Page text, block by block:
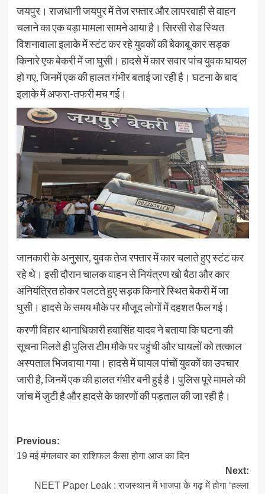
जयपुर। राजधानी जयपुर में तेज रफ्तार और लापरवाही से वाहन
चलाने का एक बड़ा मामला सामने आया है। सिरसी रोड स्थित
विशनावाला इलाके में स्टंट कर रहे युवकों की बेकाबू कार सड़क
किनारे एक बेकरी में जा घुसी। हादसे में कार सवार पांच युवक घायल
हो गए, जिनमें एक की हालत गंभीर बताई जा रही है। घटना के बाद
इलाके में अफरा-तफरी मच गई।
जानकारी के अनुसार, युवक तेज रफ्तार में कार चलाते हुए स्टंट कर
रहे थे। इसी दौरान चालक वाहन से नियंत्रण खो बैठा और कार
अनियंत्रित होकर पलटते हुए सड़क किनारे स्थित बेकरी में जा
घुसी। हादसे के समय मौके पर मौजूद लोगों में दहशत फैल गई।
करणी विहार थानाधिकारी हवासिंह यादव ने बताया कि घटना की
सूचना मिलते ही पुलिस टीम मौके पर पहुंची और घायलों को तत्काल
अस्पताल भिजवाया गया। हादसे में घायल पांचों युवकों का उपचार
जारी है, जिनमें एक की हालत गंभीर बनी हुई है। पुलिस पूरे मामले की
जांच में जुटी है और हादसे के कारणों की पड़ताल की जा रही है।
Post
navigation
Previous:
19 मई मंगलवार का राशिफल कैसा होगा आज का दिन
Next:
NEET Paper Leak : राजस्थान में भाजपा के गढ़ में होगा ‘हल्ला